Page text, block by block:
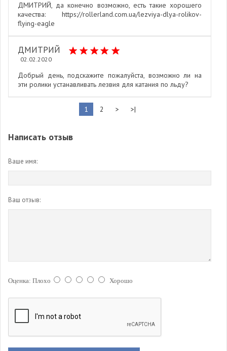
ДМИТРИЙ, да конечно возможно, есть такие хорошего
качества: https://rollerland.com.ua/lezviya-dlya-rolikov-
flying-eagle
ДМИТРИЙ
02.02.2020
Добрый день, подскажите пожалуйста, возможно ли на
эти ролики устанавливать лезвия для катания по льду?
1 2 > >|
Написать отзыв
Ваше имя:
Ваш отзыв:
Оценка: Плохо Хорошо